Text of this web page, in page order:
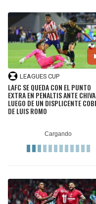
LEAGUES CUP
LAFC SE QUEDA CON EL PUNTO
EXTRA EN PENALTIS ANTE
LUEGO DE UN DISPLICENTE
DE LUIS ROMO